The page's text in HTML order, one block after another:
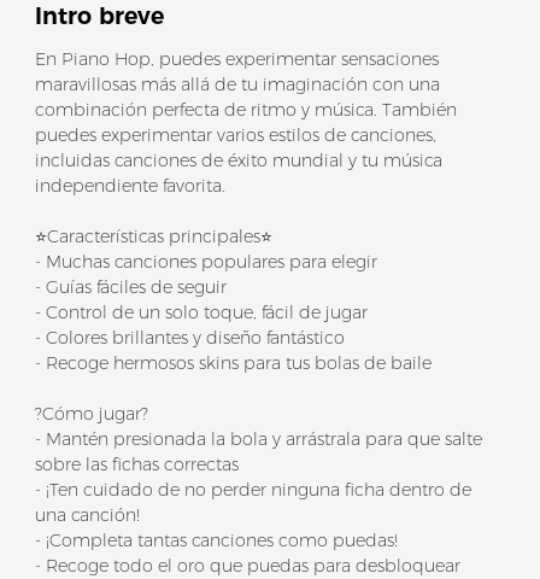
Intro breve
En Piano Hop, puedes experimentar sensaciones
maravillosas más allá de tu imaginación con una
combinación perfecta de ritmo y música. También
puedes experimentar varios estilos de canciones,
incluidas canciones de éxito mundial y tu música
independiente favorita.
⭐Características principales⭐
- Muchas canciones populares para elegir
- Guías fáciles de seguir
- Control de un solo toque, fácil de jugar
- Colores brillantes y diseño fantástico
- Recoge hermosos skins para tus bolas de baile
?Cómo jugar?
- Mantén presionada la bola y arrástrala para que salte
sobre las fichas correctas
- ¡Ten cuidado de no perder ninguna ficha dentro de
una canción!
- ¡Completa tantas canciones como puedas!
- Recoge todo el oro que puedas para desbloquear